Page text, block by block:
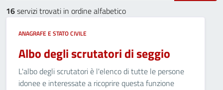
16servizi trovati in ordine alfabetico
ANAGRAFE E STATO CIVILE
Albo degli scrutatori di seggio
L'albo degli scrutatori è l'elenco di tutte le persone
idonee e interessate a ricoprire questa funzione